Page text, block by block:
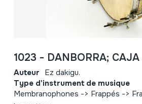
1023 - DANBORRA; CAJA
Auteur Ez dakigu.
Type d'instrument de musique
Membranophones -> Frappés ->